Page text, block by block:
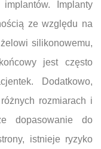
Implanty
ze względu na
silikonowemu,
jest często
Dodatkowo,
rozmiarach i
dopasowanie do
istnieje ryzyko